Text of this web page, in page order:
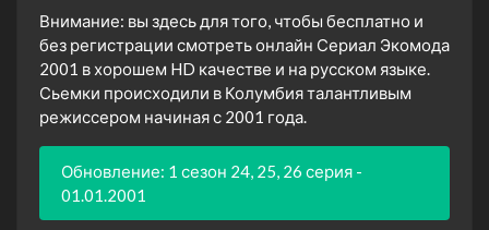
Внимание: вы здесь для того, чтобы бесплатно и
без регистрации смотреть онлайн Сериал Экомода
2001 в хорошем HD качестве и на русском языке.
Сьемки происходили в Колумбия талантливым
режиссером начиная с 2001 года.
Обновление: 1 сезон 24, 25, 26 серия -
01.01.2001